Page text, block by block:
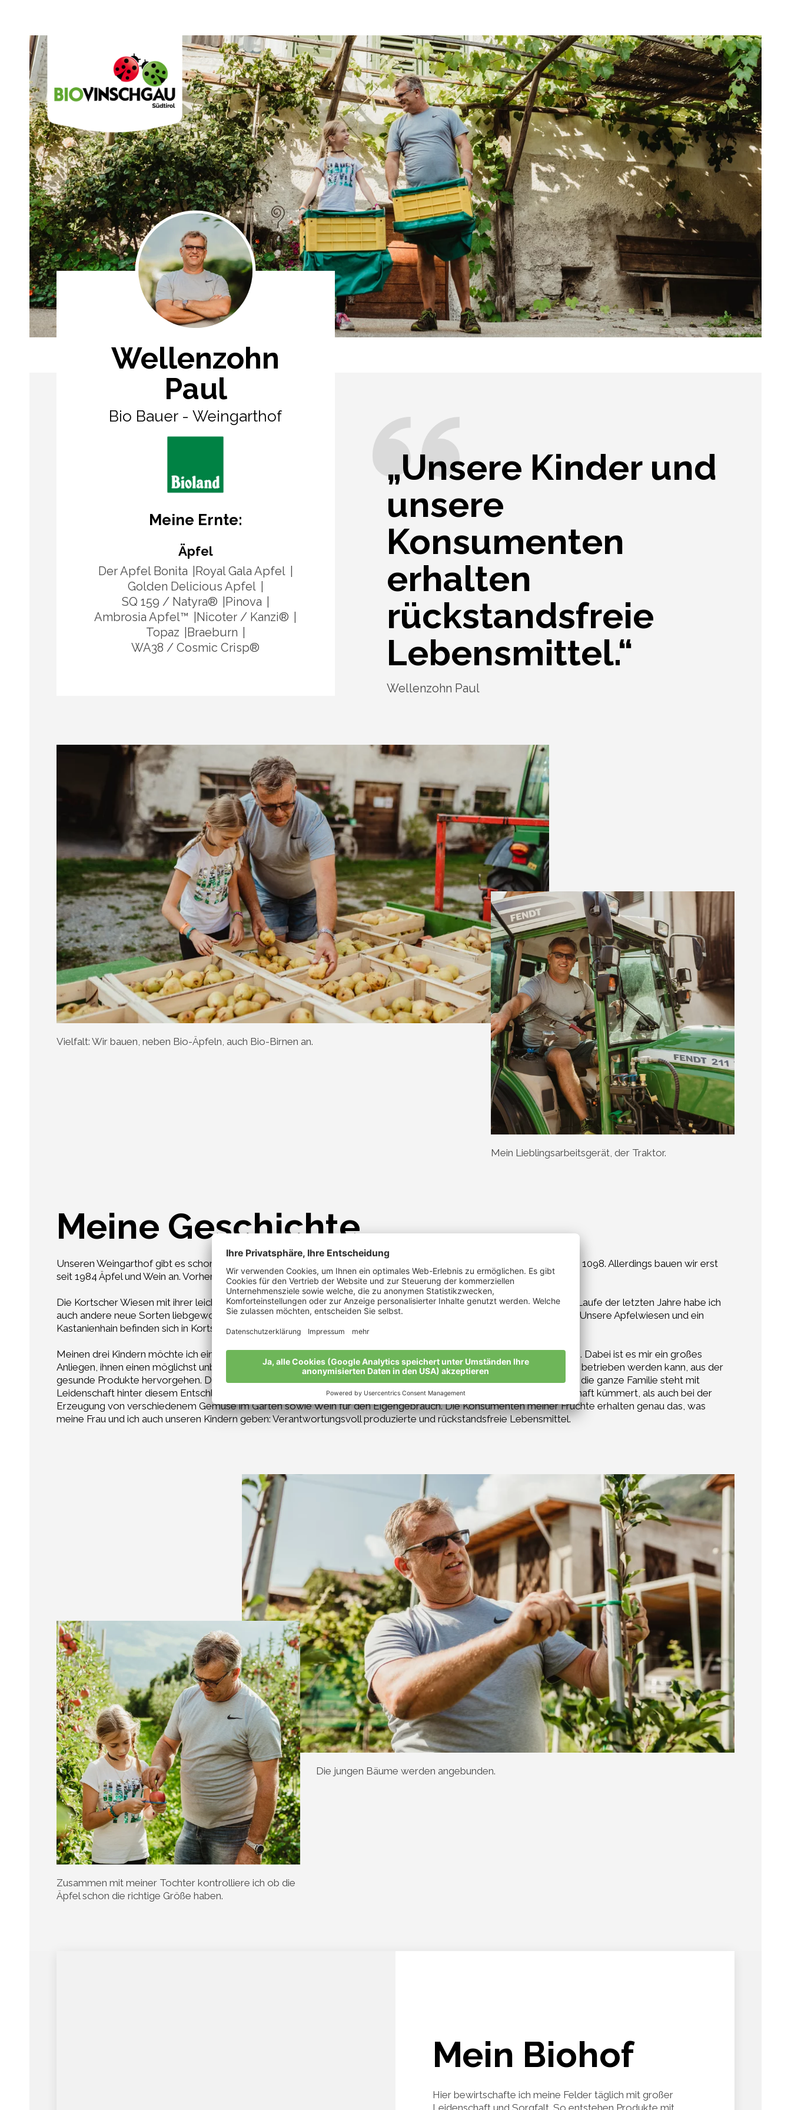
Wellenzohn
Paul
Bio Bauer - Weingarthof
Meine Ernte:
Äpfel
Der Apfel Bonita
Royal Gala Apfel
Golden Delicious Apfel
SQ 159 / Natyra®
Pinova
Ambrosia Apfel™​
Nicoter / Kanzi®
Topaz
Braeburn
WA38 / Cosmic Crisp®
„Unsere Kinder und
unsere
Konsumenten
erhalten
rückstandsfreie
Lebensmittel.“
Wellenzohn Paul
Vielfalt: Wir bauen, neben Bio-Äpfeln, auch Bio-Birnen an.
Mein Lieblingsarbeitsgerät, der Traktor.
Meine Geschichte
Unseren Weingarthof gibt es schon seit vielen Jahrhunderten. Die erste urkundliche Erwähnung stammt aus dem Jahr 1098. Allerdings bauen wir erst
seit 1984 Äpfel und Wein an. Vorher betrieb mein Vater Viehwirtschaft.
Die Kortscher Wiesen mit ihrer leichten Steillage eignen sich für eine Apfelsorte besonders gut: Golden Delicious. Im Laufe der letzten Jahre habe ich
auch andere neue Sorten liebgewonnen: Ambrosia und Bonita. Meine ganz persönliche Lieblingssorte ist Jonagored. Unsere Apfelwiesen und ein
Kastanienhain befinden sich in Kortsch und Schlanders, in Tschengls gehört noch ein Biotop-Auwald zu unserem Hof.
Meinen drei Kindern möchte ich einmal all das übergeben, so wie ich 1992 alles von meinem Vater übernommen habe. Dabei ist es mir ein großes
Anliegen, ihnen einen möglichst unbelasteten Grund und Boden weiterzugeben, damit auch in Zukunft Landwirtschaft betrieben werden kann, aus der
gesunde Produkte hervorgehen. Der Anbau nach biologischen Richtlinien schien mir hierzu die beste Wahl zu sein und die ganze Familie steht mit
Leidenschaft hinter diesem Entschluss. Das gilt sowohl beim Anbau der Äpfel, um deren Verkauf sich die Genossenschaft kümmert, als auch bei der
Erzeugung von verschiedenem Gemüse im Garten sowie Wein für den Eigengebrauch. Die Konsumenten meiner Früchte erhalten genau das, was
meine Frau und ich auch unseren Kindern geben: Verantwortungsvoll produzierte und rückstandsfreie Lebensmittel.
Die jungen Bäume werden angebunden.
Zusammen mit meiner Tochter kontrolliere ich ob die
Äpfel schon die richtige Größe haben.
Mein Biohof
Hier bewirtschafte ich meine Felder täglich mit großer